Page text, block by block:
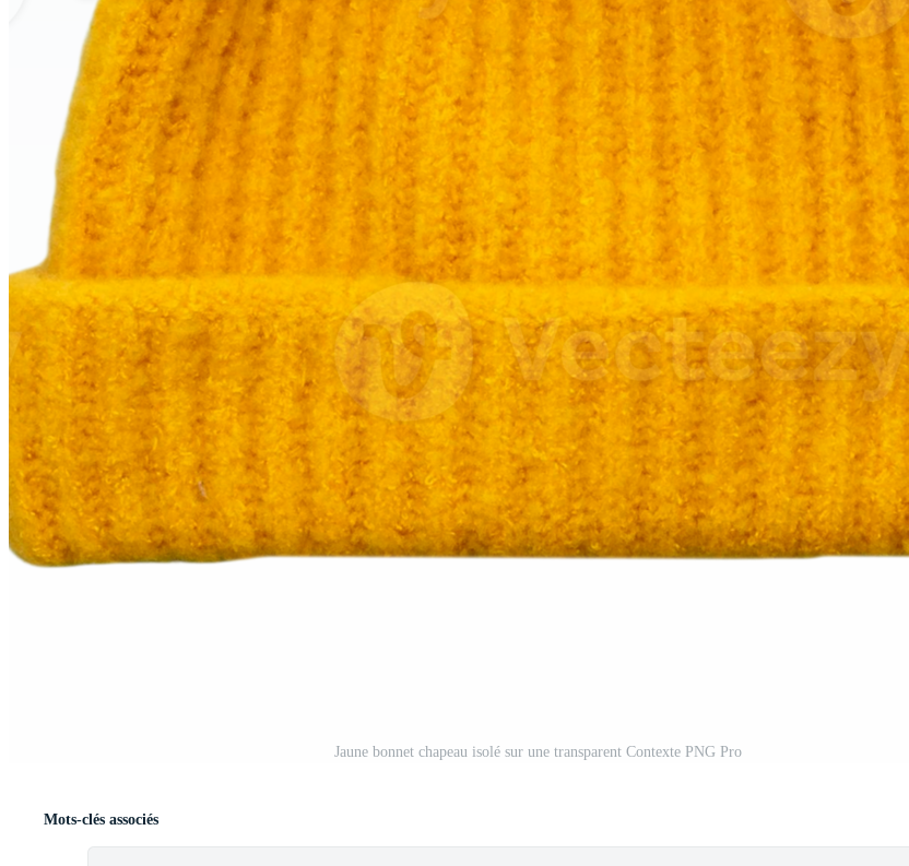
Jaune bonnet chapeau isolé sur une transparent Contexte PNG Pro
Mots-clés associés